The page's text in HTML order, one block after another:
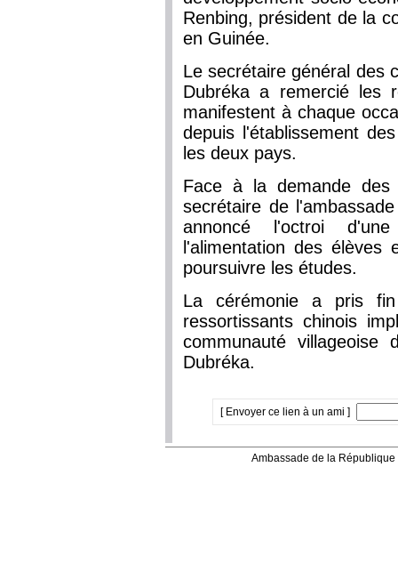
Renbing, président de la
en Guinée.
Le secrétaire général des
Dubréka a remercié les
manifestent à chaque
depuis l'établissement
les deux pays.
Face à la demande des
secrétaire de
annoncé l'octroi
l'alimentation des
poursuivre les études.
La cérémonie a pris
ressortissants chinois
communauté
Dubréka.
[ Envoyer ce lien à un ami ]
Ambassade de la